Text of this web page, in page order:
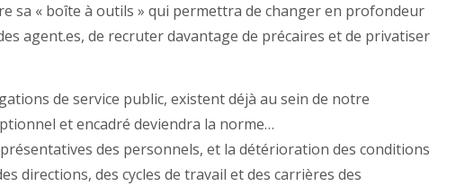
sa « boîte à outils » qui permettra de changer en profondeur
agent.es, de recruter davantage de précaires et de privatiser
de service public, existent déjà au sein de notre
et encadré deviendra la norme…
des personnels, et la détérioration des conditions
directions, des cycles de travail et des carrières des